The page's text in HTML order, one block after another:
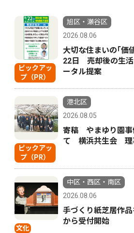
ピックアッ
プ（PR）
旭区・瀬谷区
2026.08.06
大切な住まいの｢価
22日 売却後の生活
ータル提案
ピックアッ
プ（PR）
港北区
2026.08.05
寄稿 やまゆり園事
て 横浜共生会 理
文化
中区・西区・南区
2026.08.06
手づくり紙芝居作
から受付開始